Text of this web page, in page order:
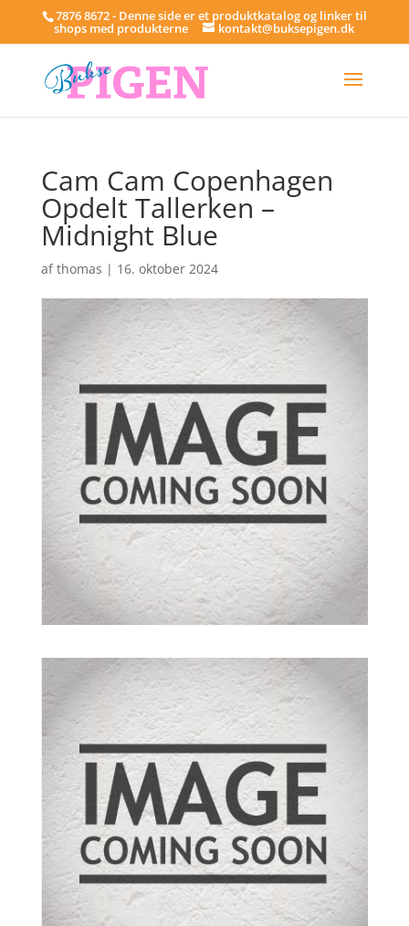
7876 8672 - Denne side er et produktkatalog og linker til
shops med produkterne kontakt@buksepigen.dk
Cam Cam Copenhagen
Opdelt Tallerken –
Midnight Blue
afthomas | 16. oktober 2024